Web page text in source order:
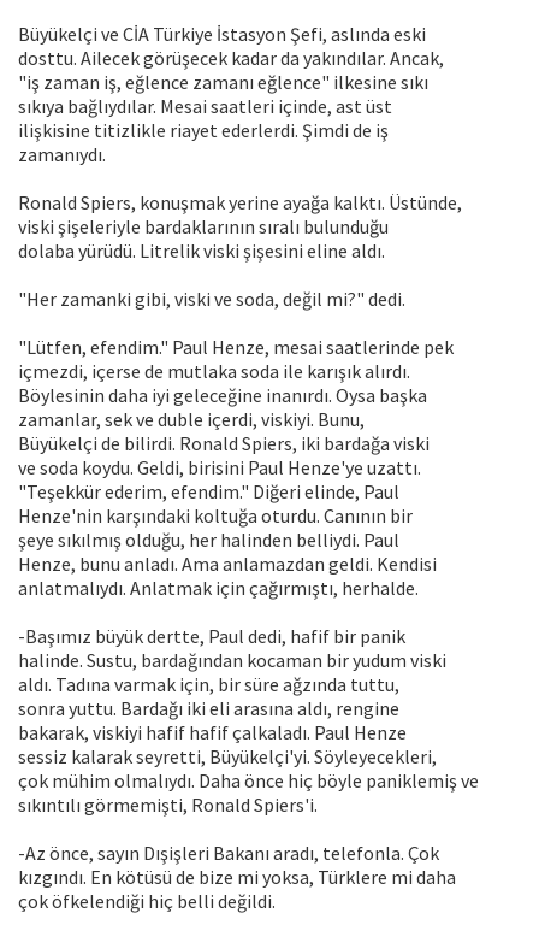
Büyükelçi ve CİA Türkiye İstasyon Şefi, aslında eski
dosttu. Ailecek görüşecek kadar da yakındılar. Ancak,
"iş zaman iş, eğlence zamanı eğlence" ilkesine sıkı
sıkıya bağlıydılar. Mesai saatleri içinde, ast üst
ilişkisine titizlikle riayet ederlerdi. Şimdi de iş
zamanıydı.
Ronald Spiers, konuşmak yerine ayağa kalktı. Üstünde,
viski şişeleriyle bardaklarının sıralı bulunduğu
dolaba yürüdü. Litrelik viski şişesini eline aldı.
"Her zamanki gibi, viski ve soda, değil mi?" dedi.
"Lütfen, efendim." Paul Henze, mesai saatlerinde pek
içmezdi, içerse de mutlaka soda ile karışık alırdı.
Böylesinin daha iyi geleceğine inanırdı. Oysa başka
zamanlar, sek ve duble içerdi, viskiyi. Bunu,
Büyükelçi de bilirdi. Ronald Spiers, iki bardağa viski
ve soda koydu. Geldi, birisini Paul Henze'ye uzattı.
"Teşekkür ederim, efendim." Diğeri elinde, Paul
Henze'nin karşındaki koltuğa oturdu. Canının bir
şeye sıkılmış olduğu, her halinden belliydi. Paul
Henze, bunu anladı. Ama anlamazdan geldi. Kendisi
anlatmalıydı. Anlatmak için çağırmıştı, herhalde.
-Başımız büyük dertte, Paul dedi, hafif bir panik
halinde. Sustu, bardağından kocaman bir yudum viski
aldı. Tadına varmak için, bir süre ağzında tuttu,
sonra yuttu. Bardağı iki eli arasına aldı, rengine
bakarak, viskiyi hafif hafif çalkaladı. Paul Henze
sessiz kalarak seyretti, Büyükelçi'yi. Söyleyecekleri,
çok mühim olmalıydı. Daha önce hiç böyle paniklemiş ve
sıkıntılı görmemişti, Ronald Spiers'i.
-Az önce, sayın Dışişleri Bakanı aradı, telefonla. Çok
kızgındı. En kötüsü de bize mi yoksa, Türklere mi daha
çok öfkelendiği hiç belli değildi.